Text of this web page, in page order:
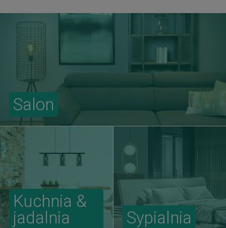
Salon
Kuchnia &
jadalnia
Sypialnia